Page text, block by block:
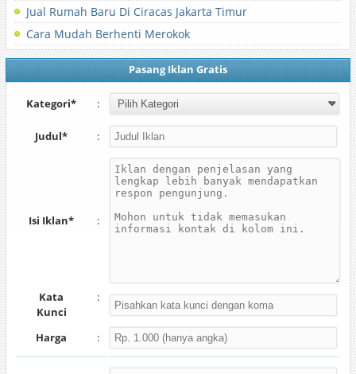
Jual Rumah Baru Di Ciracas Jakarta Timur
Cara Mudah Berhenti Merokok
Pasang Iklan Gratis
Kategori* :
Judul* :
Isi Iklan* :
Kata
Kunci
:
Harga :